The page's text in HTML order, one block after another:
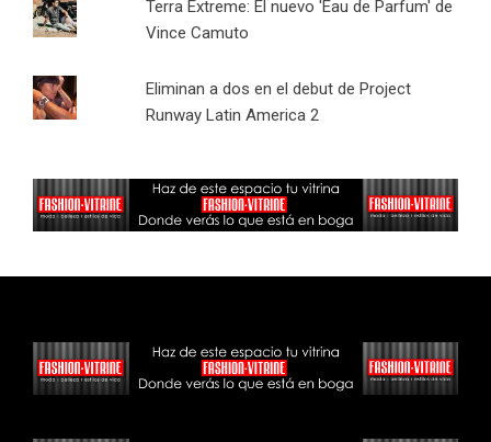
Terra Extreme: El nuevo 'Eau de Parfum' de
Vince Camuto
Eliminan a dos en el debut de Project
Runway Latin America 2